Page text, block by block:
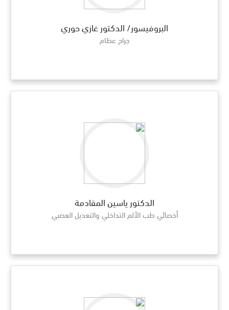
البروفيسور/ الدكتور غازي حوري
جراح عظام
الدكتور ياسين المقادمة
أخصائي طب الألم التداخلي والتعديل العصبي